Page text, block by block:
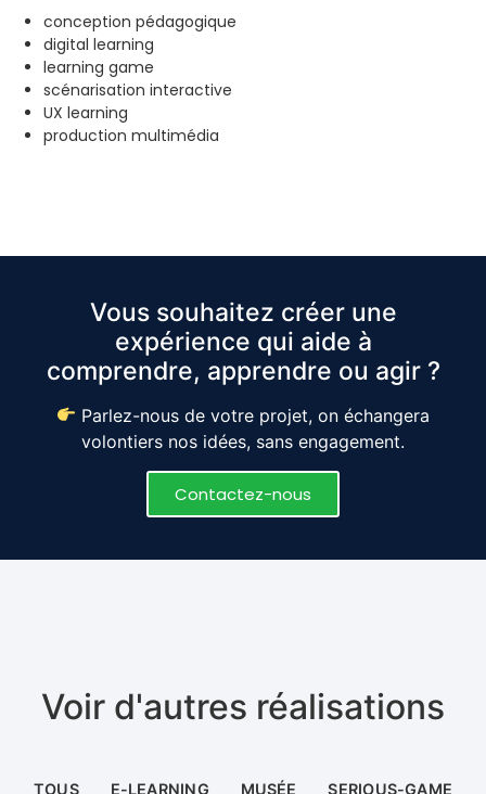
conception pédagogique
digital learning
learning game
scénarisation interactive
UX learning
production multimédia
Vous souhaitez créer une
expérience qui aide à
comprendre, apprendre ou agir ?
Parlez-nous de votre projet, on échangera
volontiers nos idées, sans engagement.
Contactez-nous
Voir d'autres réalisations
TOUS E-LEARNING MUSÉE SERIOUS-GAME